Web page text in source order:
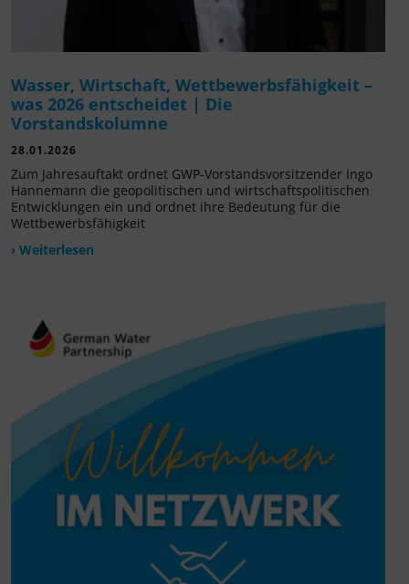
Wasser, Wirtschaft, Wettbewerbsfähigkeit –
was 2026 entscheidet | Die
Vorstandskolumne
28.01.2026
Zum Jahresauftakt ordnet GWP-Vorstandsvorsitzender Ingo
Hannemann die geopolitischen und wirtschaftspolitischen
Entwicklungen ein und ordnet ihre Bedeutung für die
Wettbewerbsfähigkeit
› Weiterlesen